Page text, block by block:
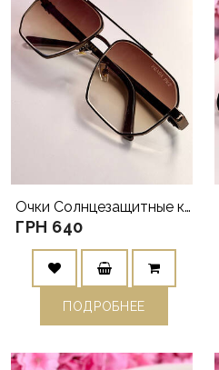
Очки Солнцезащитные коричневые универсальные авиаторы PRA26
ГРН 640
ПОДРОБНЕЕ